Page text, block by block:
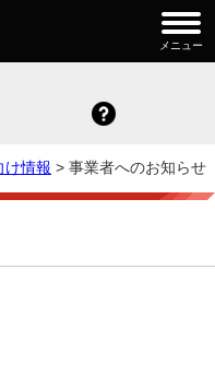
メニュー
け情報 > 事業者へのお知らせ